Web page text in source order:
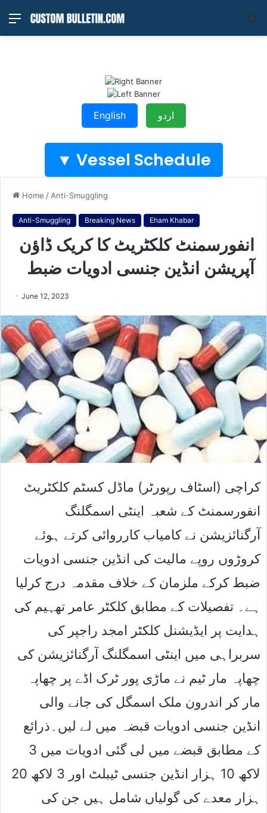
Menu
English اردو
Vessel Schedule ▼
Home / Anti-Smuggling
Anti-Smuggling Breaking News Eham Khabar
انفورسمنٹ کلکٹریٹ کا کریک ڈاﺅن
آپریشن انڈین جنسی ادویات ضبط
June 12, 2023
کراچی (اسٹاف رپورٹر) ماڈل کسٹم کلکٹریٹ
انفورسمنٹ کے شعبہ اینٹی اسمگلنگ
آرگنائزیشن نے کامیاب کارروائی کرتے ہوئے
کروڑوں روپے مالیت کی انڈین جنسی ادویات
ضبط کرکے ملزمان کے خلاف مقدمہ درج کرلیا
ہے۔ تفصیلات کے مطابق کلکٹر عامر تھہیم کی
ہدایت پر ایڈیشنل کلکٹر امجد راجپر کی
سربراہی میں اینٹی اسمگلنگ آرگنائزیشن کی
چھاپہ مار ٹیم نے ماڑی پور ٹرک اڈے پر چھاپہ
مار کر اندرون ملک اسمگل کی جانے والی
انڈین جنسی ادویات قبضہ میں لے لیں۔ذرائع
کے مطابق قبضے میں لی گئی ادویات میں 3
لاکھ 10 ہزار انڈین جنسی ٹیبلٹ اور 3 لاکھ 20
ہزار معدے کی گولیاں شامل ہیں جن کی